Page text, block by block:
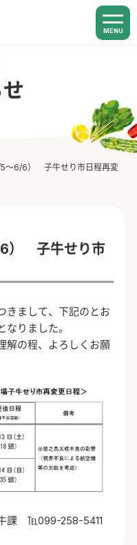
MENU
～6/6） 子牛せり市日程再変
） 子牛せり市
きまして、下記のとお
りました。
解の程、よろしくお願
課 ℡099-258-5411